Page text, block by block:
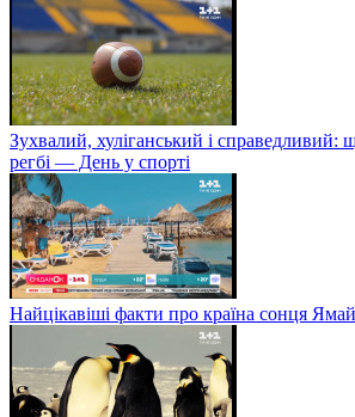
Зухвалий, хуліганський і справедливий:
регбі — День у спорті
Найцікавіші факти про країна сонця